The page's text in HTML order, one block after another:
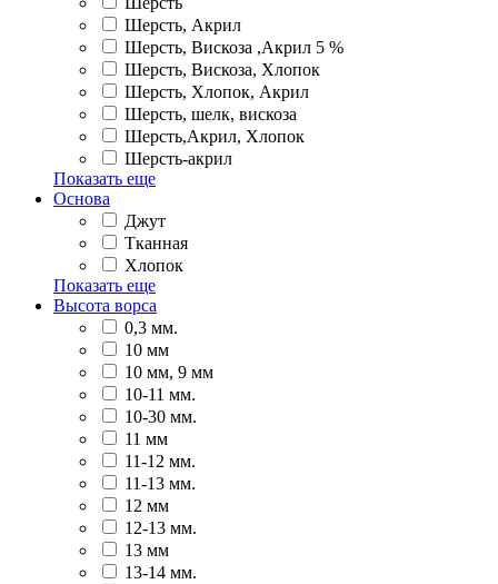
Шерсть, Акрил
Шерсть, Вискоза ,Акрил 5 %
Шерсть, Вискоза, Хлопок
Шерсть, Хлопок, Акрил
Шерсть, шелк, вискоза
Шерсть,Акрил, Хлопок
Шерсть-акрил
Показать еще
Основа
Джут
Тканная
Хлопок
Показать еще
Высота ворса
0,3 мм.
10 мм
10 мм, 9 мм
10-11 мм.
10-30 мм.
11 мм
11-12 мм.
11-13 мм.
12 мм
12-13 мм.
13 мм
13-14 мм.